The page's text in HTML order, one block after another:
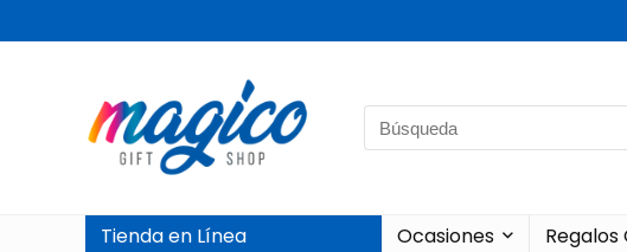
Search
for:
Tienda en Línea Ocasiones